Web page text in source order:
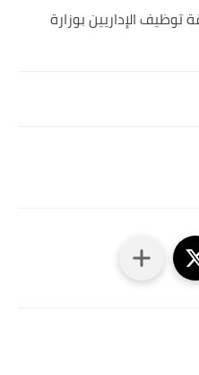
الإداريين بوزارة